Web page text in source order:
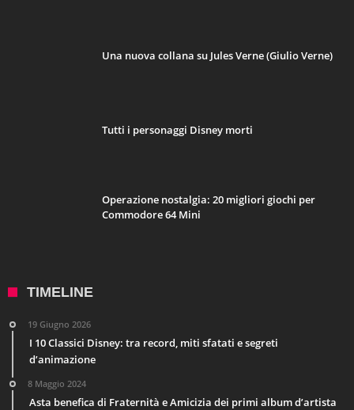
Una nuova collana su Jules Verne (Giulio Verne)
Tutti i personaggi Disney morti
Operazione nostalgia: 20 migliori giochi per
Commodore 64 Mini
TIMELINE
19 Giugno 2026
I 10 Classici Disney: tra record, miti sfatati e segreti
d’animazione
8 Maggio 2024
Asta benefica di Fraternità e Amicizia dei primi album d’artista